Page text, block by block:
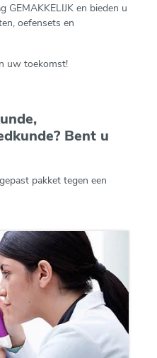
GEMAKKELIJK en bieden u
oefensets en
uw toekomst!
Bent u
pakket tegen een